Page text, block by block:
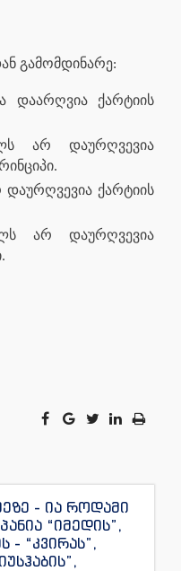
გამომდინარე:
დაარღვია ქარტიის
არ დაურღვევია
დაურღვევია ქარტიის
არ დაურღვევია
- ია როდამი
“იმედის”,
- “კვირას”,